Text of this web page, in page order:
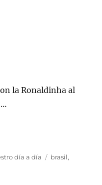
la Ronaldinha al
día a día Etiquetas
brasil,